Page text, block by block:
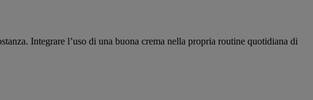
Integrare l’uso di una buona crema nella propria routine quotidiana di